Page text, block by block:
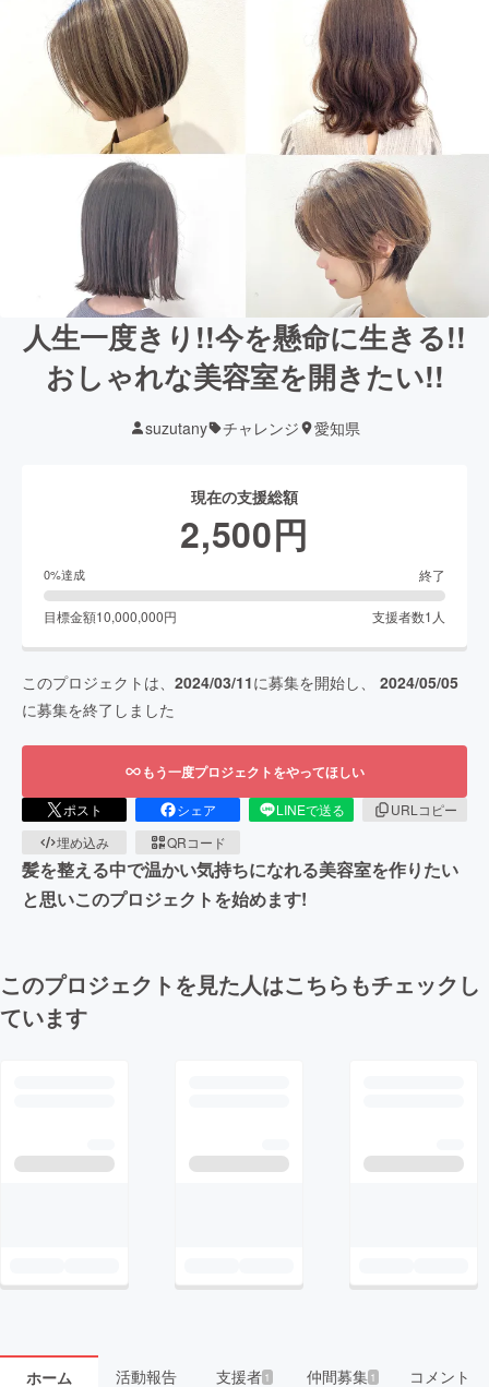
人生一度きり!!今を懸命に生きる!!
おしゃれな美容室を開きたい!!
suzutany チャレンジ 愛知県
現在の支援総額
2,500円
0%達成 終了
目標金額10,000,000円 支援者数1 人
このプロジェクトは、 2024/03/11に募集を開始し、 2024/05/05
に募集を終了しました
もう一度プロジェクトをやってほしい
ポスト シェア LINEで送る
URLコピー
埋め込み
QRコード
髪を整える中で温かい気持ちになれる美容室を作りたい
と思いこのプロジェクトを始めます!
このプロジェクトを見た人はこちらもチェックし
ています
ホーム 活動報告 支援者 1 仲間募集 1 コメント